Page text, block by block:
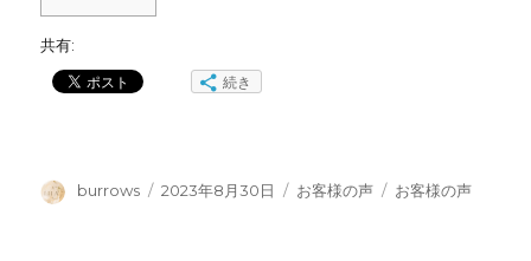
共有:
続き
投
burrows
投
2023年8月30日
カ
お客様の声
タ
お客様の声